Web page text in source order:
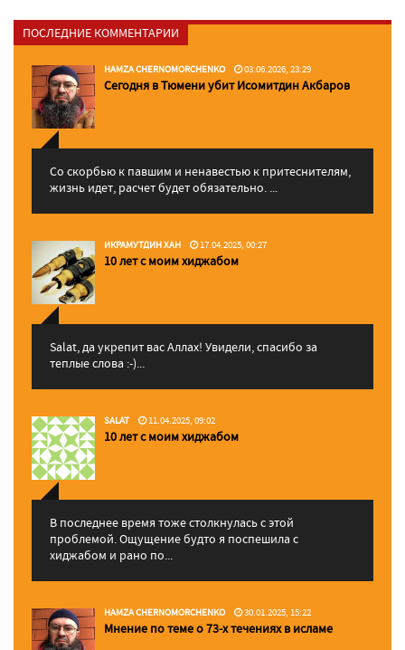
ПОСЛЕДНИЕ КОММЕНТАРИИ
HAMZA CHERNOMORCHENKO 03.06.2026, 23:29
Сегодня в Тюмени убит Исомитдин Акбаров
Со скорбью к павшим и ненавестью к притеснителям,
жизнь идет, расчет будет обязательно. ...
ИКРАМУТДИН ХАН 17.04.2025, 00:27
10 лет с моим хиджабом
Salat, да укрепит вас Аллаx! Увидели, спасибо за
теплые слова :-)...
SALAT 11.04.2025, 09:02
10 лет с моим хиджабом
В последнее время тоже столкнулась с этой
проблемой. Ощущение будто я поспешила с
хиджабом и рано по...
HAMZA CHERNOMORCHENKO 30.01.2025, 15:22
Мнение по теме о 73-х течениях в исламе